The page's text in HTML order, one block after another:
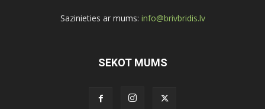
Sazinieties ar mums: info@brivbridis.lv
SEKOT MUMS